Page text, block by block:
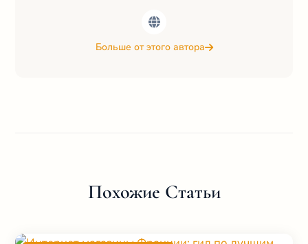
Больше от этого автора
Похожие Статьи